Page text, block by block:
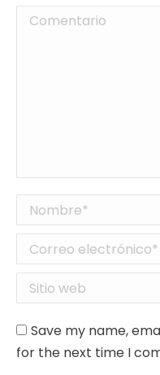
Comentario
Nombre *
Correo electrónico *
Sitio web
Save my name,
for the next time I